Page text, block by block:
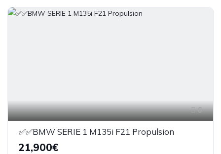
6
✅✅BMW SERIE 1 M135i F21 Propulsion
21,900€